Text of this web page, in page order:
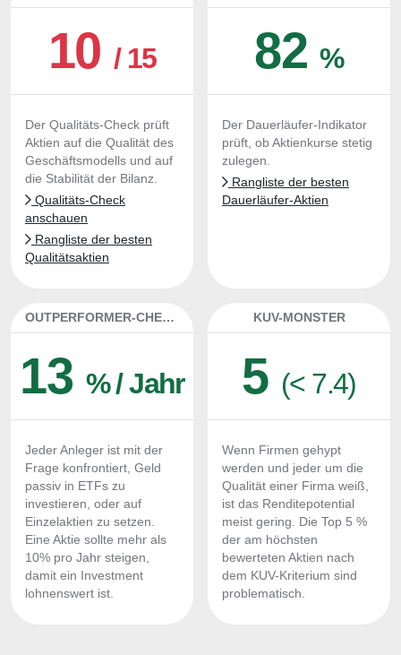
10 / 15
Der Qualitäts-Check prüft
Aktien auf die Qualität des
Geschäftsmodells und auf
die Stabilität der Bilanz.
Qualitäts-Check
anschauen
Rangliste der besten
Qualitätsaktien
82%
Der Dauerläufer-Indikator
prüft, ob Aktienkurse stetig
zulegen.
Rangliste der besten
Dauerläufer-Aktien
OUTPERFORMER-CHECK
13 % / Jahr
Jeder Anleger ist mit der
Frage konfrontiert, Geld
passiv in ETFs zu
investieren, oder auf
Einzelaktien zu setzen.
Eine Aktie sollte mehr als
10% pro Jahr steigen,
damit ein Investment
lohnenswert ist.
KUV-MONSTER
5 (< 7.4)
Wenn Firmen gehypt
werden und jeder um die
Qualität einer Firma weiß,
ist das Renditepotential
meist gering. Die Top 5 %
der am höchsten
bewerteten Aktien nach
dem KUV-Kriterium sind
problematisch.